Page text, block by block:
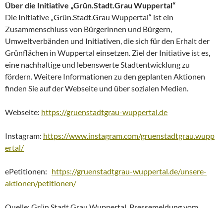
Über die Initiative „Grün.Stadt.Grau Wuppertal“
Die Initiative „Grün.Stadt.Grau Wuppertal“ ist ein
Zusammenschluss von Bürgerinnen und Bürgern,
Umweltverbänden und Initiativen, die sich für den Erhalt der
Grünflächen in Wuppertal einsetzen. Ziel der Initiative ist es,
eine nachhaltige und lebenswerte Stadtentwicklung zu
fördern. Weitere Informationen zu den geplanten Aktionen
finden Sie auf der Webseite und über sozialen Medien.
Webseite: https://gruenstadtgrau-wuppertal.de
Instagram: https://www.instagram.com/gruenstadtgrau.wupp
ertal/
ePetitionen: https://gruenstadtgrau-wuppertal.de/unsere-
aktionen/petitionen/